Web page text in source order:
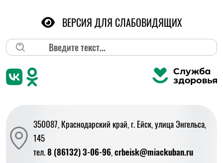
Поиск
ВЕРСИЯ ДЛЯ СЛАБОВИДЯЩИХ
350087, Краснодарский край, г. Ейск, улица Энгельса,
145
тел.8 (86132) 3-06-96,crbeisk@miackuban.ru